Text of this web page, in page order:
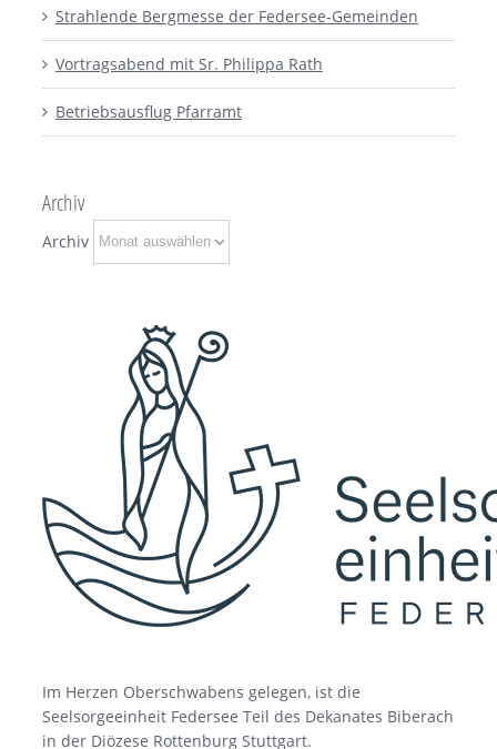
Strahlende Bergmesse der Federsee-Gemeinden
Vortragsabend mit Sr. Philippa Rath
Betriebsausflug Pfarramt
Archiv
Archiv
Im Herzen Oberschwabens gelegen, ist die
Seelsorgeeinheit Federsee Teil des Dekanates Biberach
in der Diözese Rottenburg Stuttgart.